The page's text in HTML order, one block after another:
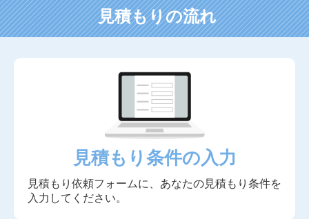
見積もりの流れ
見積もり条件の入力
見積もり依頼フォームに、あなたの見積もり条件を
入力してください。